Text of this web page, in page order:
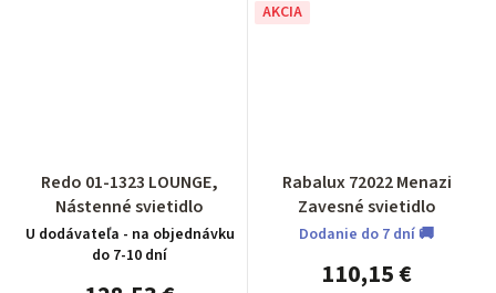
Redo 01-1323 LOUNGE,
Nástenné svietidlo
U dodávateľa - na objednávku
do 7-10 dní
AKCIA
Rabalux 72022 Menazi
Zavesné svietidlo
Dodanie do 7 dní 🚚
110,15 €